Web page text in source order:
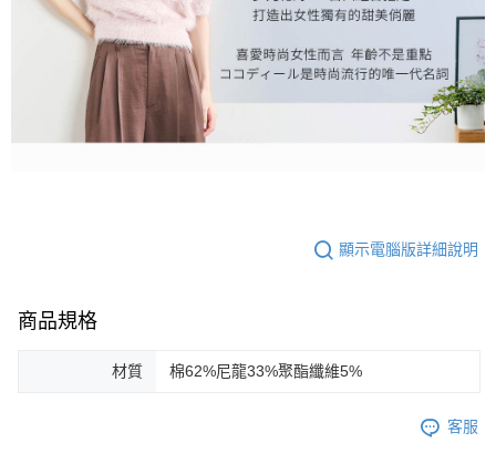
顯示電腦版詳細說明
商品規格
材質 棉62%尼龍33%聚酯纖維5%
客服